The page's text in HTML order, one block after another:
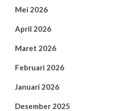
Mei 2026
April 2026
Maret 2026
Februari 2026
Januari 2026
Desember 2025